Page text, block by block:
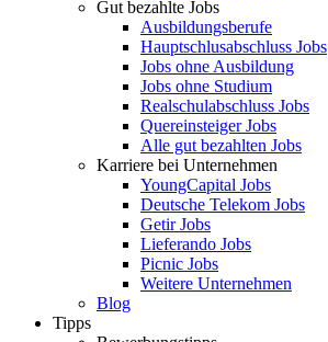
Gut bezahlte Jobs
Ausbildungsberufe
Hauptschlusabschluss Jobs
Jobs ohne Ausbildung
Jobs ohne Studium
Realschulabschluss Jobs
Quereinsteiger Jobs
Alle gut bezahlten Jobs
Karriere bei Unternehmen
YoungCapital Jobs
Deutsche Telekom Jobs
Getir Jobs
Lieferando Jobs
Picnic Jobs
Weitere Unternehmen
Blog
Tipps